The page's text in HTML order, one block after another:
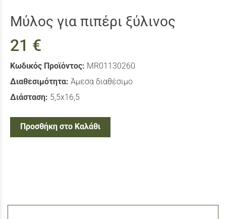
Μύλος για πιπέρι ξύλινος
21 €
Κωδικός Προϊόντος: MR01130260
Διαθεσιμότητα: Άμεσα διαθέσιμο
Διάσταση: 5,5x16,5
Προσθήκη στο Καλάθι